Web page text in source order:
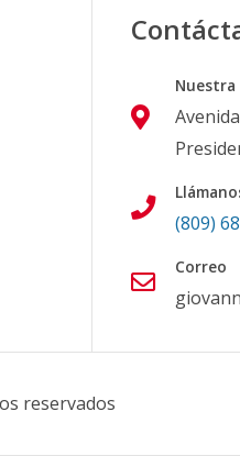
Nuestra
(809)
Correo
reservados